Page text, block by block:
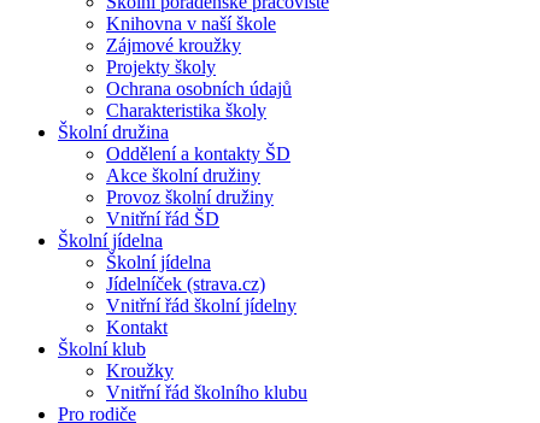
Knihovna v naší škole
Zájmové kroužky
Projekty školy
Ochrana osobních údajů
Charakteristika školy
Školní družina
Oddělení a kontakty ŠD
Akce školní družiny
Provoz školní družiny
Vnitřní řád ŠD
Školní jídelna
Školní jídelna
Jídelníček (strava.cz)
Vnitřní řád školní jídelny
Kontakt
Školní klub
Kroužky
Vnitřní řád školního klubu
Pro rodiče